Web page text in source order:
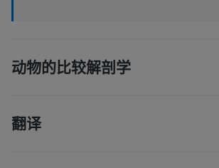
动物的比较解剖学
翻译